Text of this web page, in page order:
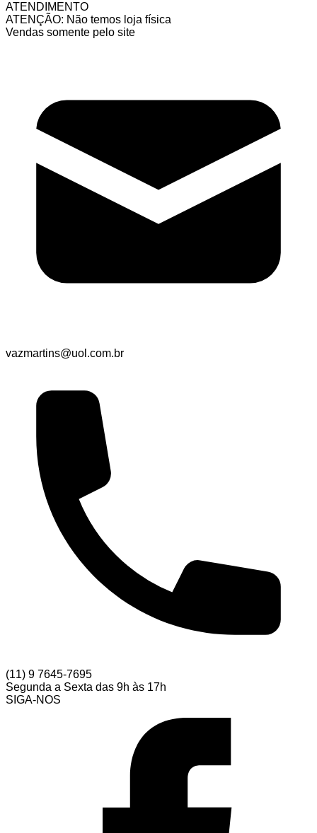
ATENDIMENTO
ATENÇÃO: Não temos loja física
Vendas somente pelo site
vazmartins@uol.com.br
(11) 9 7645-7695
Segunda a Sexta das 9h às 17h
SIGA-NOS